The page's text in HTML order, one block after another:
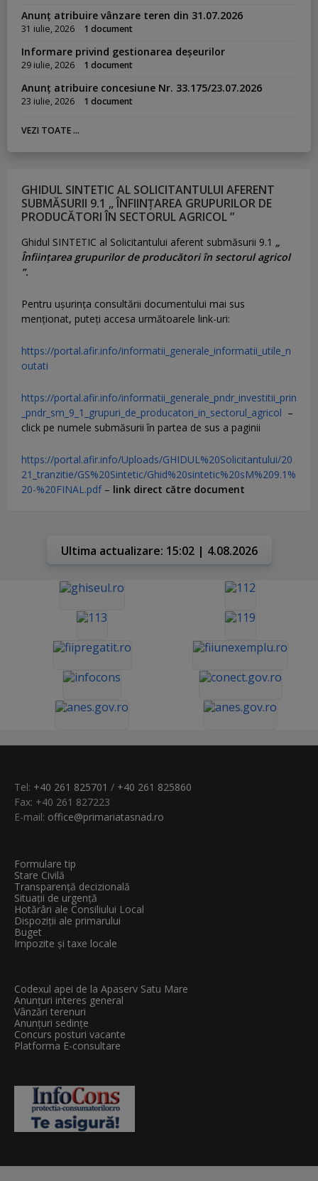
Anunț atribuire vânzare teren din 31.07.2026
31 iulie, 2026 1 document
Informare privind gestionarea deșeurilor
29 iulie, 2026 1 document
Anunț atribuire concesiune Nr. 33.175/23.07.2026
23 iulie, 2026 1 document
VEZI TOATE ...
GHIDUL SINTETIC AL SOLICITANTULUI AFERENT
SUBMĂSURII 9.1 „ ÎNFIINȚAREA GRUPURILOR DE
PRODUCĂTORI ÎN SECTORUL AGRICOL ”
Ghidul SINTETIC al Solicitantului aferent submăsurii 9.1 „
Înființarea grupurilor de producători în sectorul agricol
”.
Pentru uşurinţa consultării documentului mai sus
menţionat, puteţi accesa următoarele link-uri:
https://portal.afir.info/informatii_generale_informatii_utile_n
outati
https://portal.afir.info/informatii_generale_pndr_investitii_prin
_pndr_sm_9_1_grupuri_de_producatori_in_sectorul_agricol –
click pe numele submăsurii în partea de sus a paginii
https://portal.afir.info/Uploads/GHIDUL%20Solicitantului/20
21_tranzitie/GS%20Sintetic/Ghid%20sintetic%20sM%209.1%
20-%20FINAL.pdf– link direct către document
Ultima actualizare: 15:02 | 4.08.2026
Tel: +40 261 825701 / +40 261 825860
Fax: +40 261 827223
E-mail: office@primariatasnad.ro
Formulare tip
Stare Civilă
Transparenţă decizională
Situații de urgență
Hotărâri ale Consiliului Local
Dispoziții ale primarului
Buget
Impozite și taxe locale
Codexul apei de la Apaserv Satu Mare
Anunțuri interes general
Vânzări terenuri
Anunțuri sedințe
Concurs posturi vacante
Platforma E-consultare